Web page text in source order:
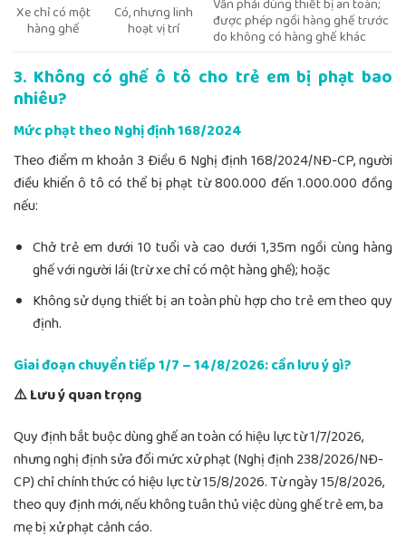
Xe chỉ có một
hàng ghế
Có, nhưng linh
hoạt vị trí
Vẫn phải dùng thiết bị an toàn;
được phép ngồi hàng ghế trước
do không có hàng ghế khác
3. Không có ghế ô tô cho trẻ em bị phạt bao
nhiêu?
Mức phạt theo Nghị định 168/2024
Theo điểm m khoản 3 Điều 6 Nghị định 168/2024/NĐ-CP, người
điều khiển ô tô có thể bị phạt từ 800.000 đến 1.000.000 đồng
nếu:
Chở trẻ em dưới 10 tuổi và cao dưới 1,35m ngồi cùng hàng
ghế với người lái (trừ xe chỉ có một hàng ghế); hoặc
Không sử dụng thiết bị an toàn phù hợp cho trẻ em theo quy
định.
Giai đoạn chuyển tiếp 1/7 – 14/8/2026: cần lưu ý gì?
⚠️ Lưu ý quan trọng
Quy định bắt buộc dùng ghế an toàn có hiệu lực từ 1/7/2026,
nhưng nghị định sửa đổi mức xử phạt (Nghị định 238/2026/NĐ-
CP) chỉ chính thức có hiệu lực từ 15/8/2026. Từ ngày 15/8/2026,
theo quy định mới, nếu không tuân thủ việc dùng ghế trẻ em, ba
mẹ bị xử phạt cảnh cáo.